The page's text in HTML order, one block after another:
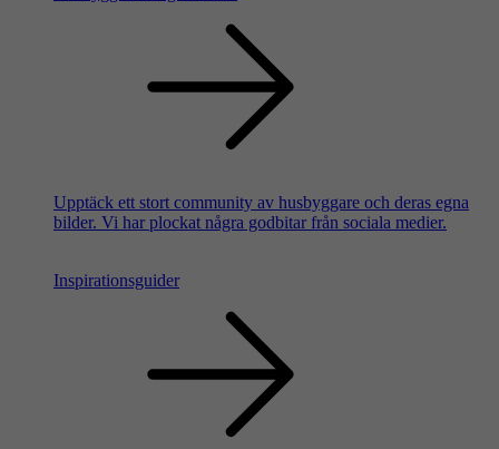
Upptäck ett stort community av husbyggare och deras egna
bilder. Vi har plockat några godbitar från sociala medier.
Inspirationsguider